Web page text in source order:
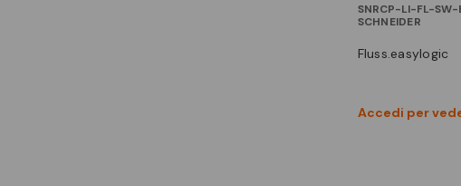
SNRCP-LI-FL-SW-
SCHNEIDER
fluss.easylogic
Accedi per